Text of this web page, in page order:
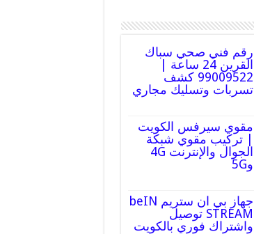
رقم فني صحي سباك
القرين 24 ساعة |
99009522 كشف
تسربات وتسليك مجاري
مقوي سيرفس الكويت
| تركيب مقوي شبكة
الجوال والإنترنت 4G
و5G
جهاز بي ان ستريم beIN
STREAM توصيل
واشتراك فوري بالكويت